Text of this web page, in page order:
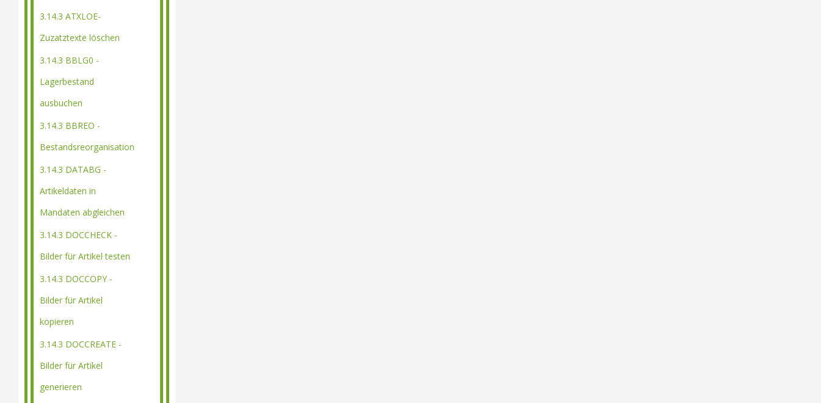
3.14.3 ATXLOE-
Zuzatztexte löschen
3.14.3 BBLG0 -
Lagerbestand
ausbuchen
3.14.3 BBREO -
Bestandsreorganisation
3.14.3 DATABG -
Artikeldaten in
Mandaten abgleichen
3.14.3 DOCCHECK -
Bilder für Artikel testen
3.14.3 DOCCOPY -
Bilder für Artikel
kopieren
3.14.3 DOCCREATE -
Bilder für Artikel
generieren